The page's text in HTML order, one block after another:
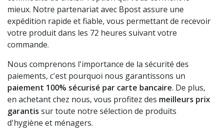
mieux. Notre partenariat avec Bpost assure une
expédition rapide et fiable, vous permettant de recevoir
votre produit dans les 72 heures suivant votre
commande.
Nous comprenons l'importance de la sécurité des
paiements, c'est pourquoi nous garantissons un
paiement 100% sécurisé par carte bancaire. De plus,
en achetant chez nous, vous profitez des meilleurs prix
garantis sur toute notre sélection de produits
d'hygiène et ménagers.